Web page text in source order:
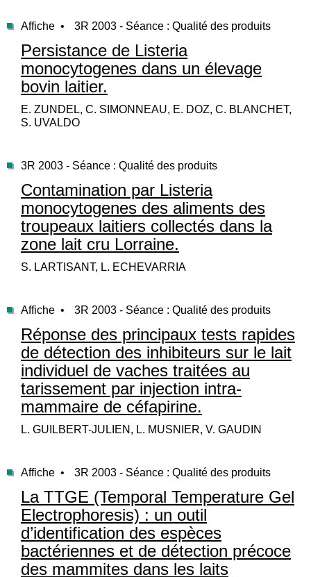
Affiche • 3R 2003 - Séance : Qualité des produits
Persistance de Listeria
monocytogenes dans un élevage
bovin laitier.
E. ZUNDEL, C. SIMONNEAU, E. DOZ, C. BLANCHET,
S. UVALDO
3R 2003 - Séance : Qualité des produits
Contamination par Listeria
monocytogenes des aliments des
troupeaux laitiers collectés dans la
zone lait cru Lorraine.
S. LARTISANT, L. ECHEVARRIA
Affiche • 3R 2003 - Séance : Qualité des produits
Réponse des principaux tests rapides
de détection des inhibiteurs sur le lait
individuel de vaches traitées au
tarissement par injection intra-
mammaire de céfapirine.
L. GUILBERT-JULIEN, L. MUSNIER, V. GAUDIN
Affiche • 3R 2003 - Séance : Qualité des produits
La TTGE (Temporal Temperature Gel
Electrophoresis) : un outil
d’identification des espèces
bactériennes et de détection précoce
des mammites dans les laits